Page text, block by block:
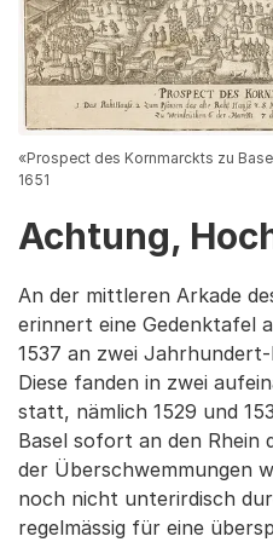
«Prospect des Kornmarckts zu
1651
Achtung,
An der mittleren Arkade
erinnert eine Gedenktafel
1537 an zwei
Diese fanden in zwei
statt, nämlich 1529 und
Basel sofort an den Rhein
der Überschwemmungen
noch nicht unterirdisch
regelmässig für eine